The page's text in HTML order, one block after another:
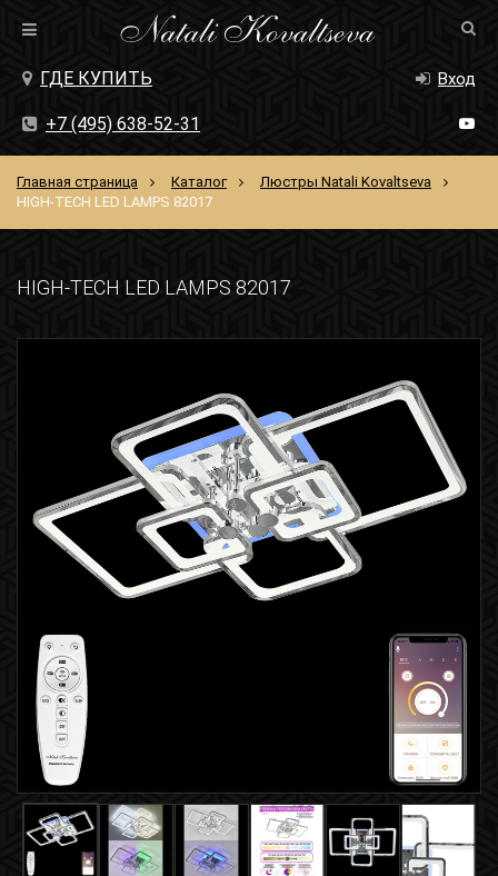
+7 (495) 638-52-31
ГДЕ КУПИТЬ Вход
Главная страница Каталог
Люстры Natali Kovaltseva
HIGH-TECH LED LAMPS 82017
HIGH-TECH LED LAMPS 82017